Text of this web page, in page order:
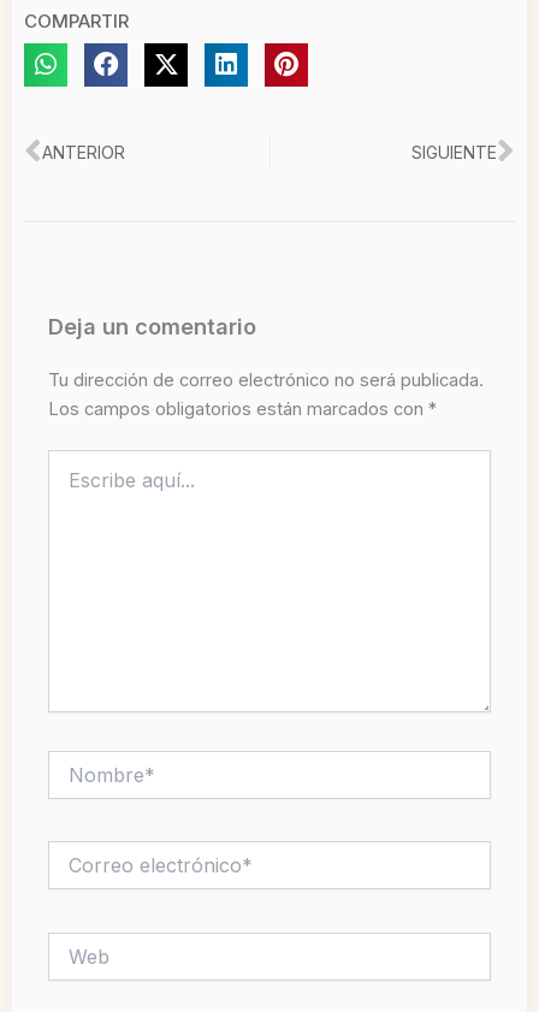
COMPARTIR
Ant
ANTERIOR SIGUIENTE
Deja un comentario
Tu dirección de correo electrónico no será publicada.
Los campos obligatorios están marcados con *
aquí...
electrónico*